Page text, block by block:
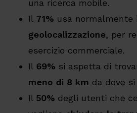
una ricerca mobile.
Il 71%usa normalmente
geolocalizzazione, per
esercizio commerciale.
Il 69%si aspetta di
meno di 8 km da dove
Il 50%degli utenti che